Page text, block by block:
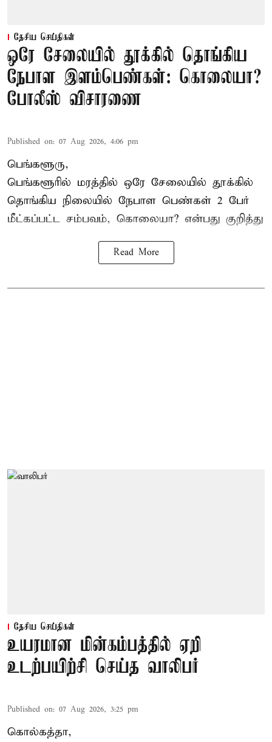
தேசிய செய்திகள்
ஒரே சேலையில் தூக்கில் தொங்கிய
நேபாள இளம்பெண்கள்: கொலையா?
போலீஸ் விசாரணை
Published on: 07 Aug 2026, 4:06 pm
பெங்களூரு,
பெங்களூரில் மரத்தில் ஒரே சேலையில் தூக்கில்
தொங்கிய நிலையில் நேபாள பெண்கள் 2 பேர்
மீட்கப்பட்ட சம்பவம், கொலையா? என்பது குறித்து
Read More
தேசிய செய்திகள்
உயரமான மின்கம்பத்தில் ஏறி
உடற்பயிற்சி செய்த வாலிபர்
Published on: 07 Aug 2026, 3:25 pm
கொல்கத்தா,